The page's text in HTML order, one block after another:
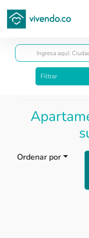
Filtrar
Ordenar por